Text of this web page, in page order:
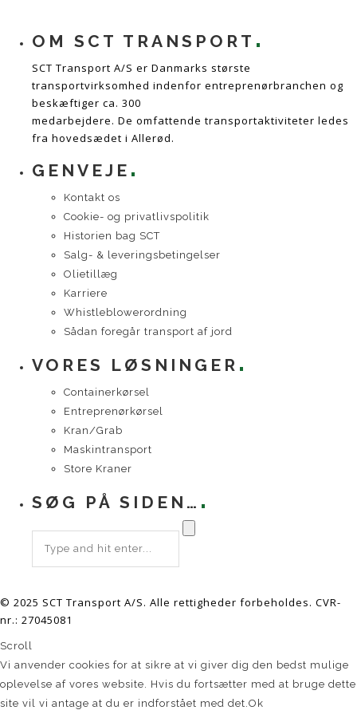
OM SCT TRANSPORT
SCT Transport A/S er Danmarks største
transportvirksomhed indenfor entreprenørbranchen og
beskæftiger ca. 300
medarbejdere. De omfattende transportaktiviteter ledes
fra hovedsædet i Allerød.
GENVEJE
Kontakt os
Cookie- og privatlivspolitik
Historien bag SCT
Salg- & leveringsbetingelser
Olietillæg
Karriere
Whistleblowerordning
Sådan foregår transport af jord
VORES LØSNINGER
Containerkørsel
Entreprenørkørsel
Kran/Grab
Maskintransport
Store Kraner
SØG PÅ SIDEN…
© 2025 SCT Transport A/S. Alle rettigheder forbeholdes. CVR-
nr.: 27045081
Scroll
Vi anvender cookies for at sikre at vi giver dig den bedst mulige
oplevelse af vores website. Hvis du fortsætter med at bruge dette
site vil vi antage at du er indforstået med det.Ok